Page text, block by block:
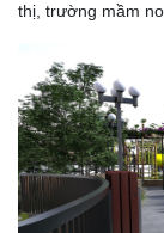
thị, trường mầm